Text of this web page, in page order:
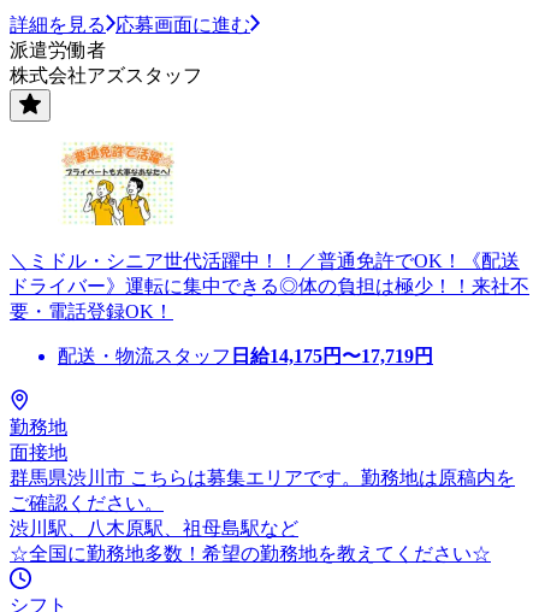
詳細を見る
応募画面に進む
派遣労働者
株式会社アズスタッフ
＼ミドル・シニア世代活躍中！！／普通免許でOK！《配送
ドライバー》運転に集中できる◎体の負担は極少！！来社不
要・電話登録OK！
配送・物流スタッフ 日給14,175円〜17,719円
勤務地
面接地
群馬県渋川市 こちらは募集エリアです。勤務地は原稿内を
ご確認ください。
渋川駅、八木原駅、祖母島駅など
☆全国に勤務地多数！希望の勤務地を教えてください☆
シフト